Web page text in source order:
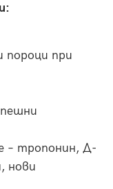
пороци при
– тропонин, Д-
нови